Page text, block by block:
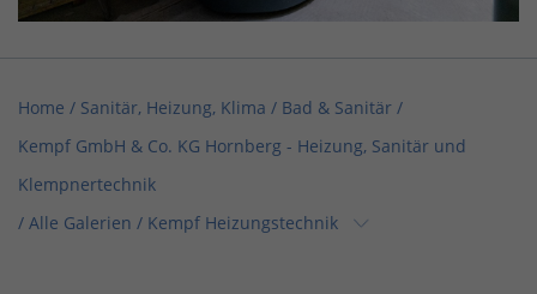
Home / Sanitär, Heizung, Klima / Bad & Sanitär /
Kempf GmbH & Co. KG Hornberg - Heizung, Sanitär und
Klempnertechnik
/ Alle Galerien / Kempf Heizungstechnik